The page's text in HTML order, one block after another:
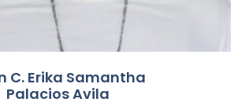
C. Erika Samantha
Palacios Avila